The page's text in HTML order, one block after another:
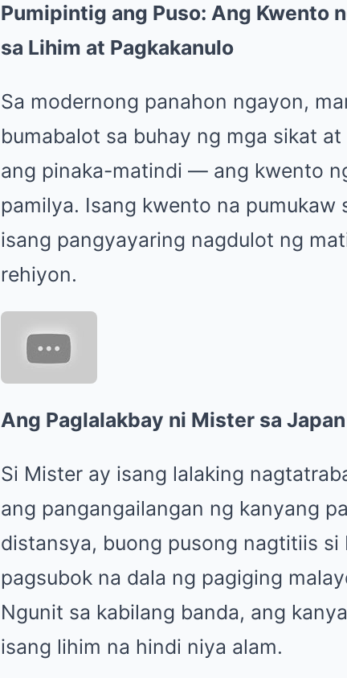
Pumipintig ang Puso: Ang Kwento
sa Lihim at Pagkakanulo
Sa modernong panahon ngayon,
bumabalot sa buhay ng mga sikat
ang pinaka-matindi — ang kwento
pamilya. Isang kwento na
isang pangyayaring nagdulot ng
rehiyon.
Ang Paglalakbay ni Mister sa Japan
Si Mister ay isang lalaking
ang pangangailangan ng kanyang
distansya, buong pusong nagtitiis
pagsubok na dala ng pagiging
Ngunit sa kabilang banda, ang
isang lihim na hindi niya alam.